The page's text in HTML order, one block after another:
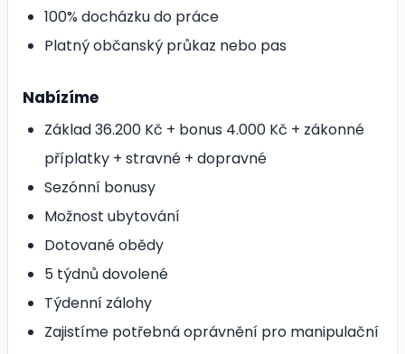
100% docházku do práce
Platný občanský průkaz nebo pas
Nabízíme
Základ 36.200 Kč + bonus 4.000 Kč + zákonné
příplatky + stravné + dopravné
Sezónní bonusy
Možnost ubytování
Dotované obědy
5 týdnů dovolené
Týdenní zálohy
Zajistíme potřebná oprávnění pro manipulační